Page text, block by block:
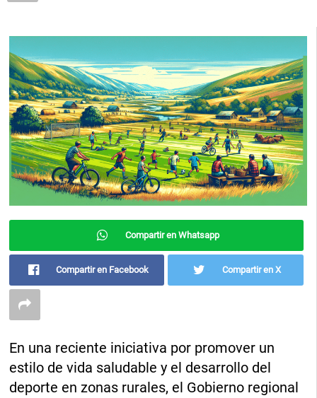
Compartir en Whatsapp
Compartir en Facebook Compartir en X
En una reciente iniciativa por promover un
estilo de vida saludable y el desarrollo del
deporte en zonas rurales, el Gobierno regional